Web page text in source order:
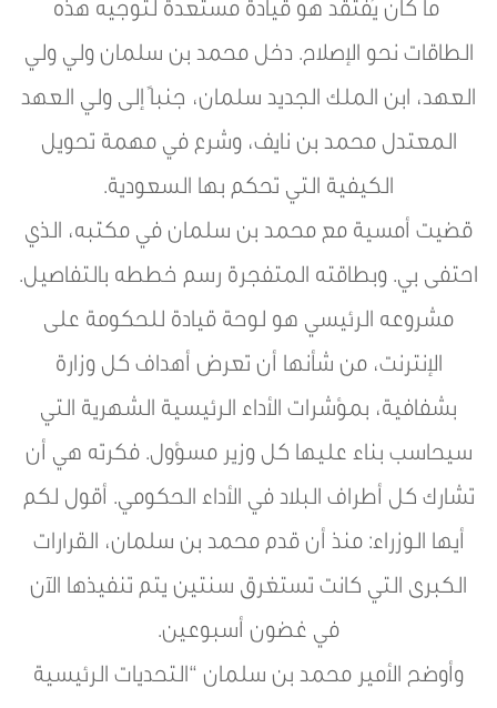
ما كان يُفتقد هو قيادة مستعدة لتوجيه هذه
الطاقات نحو الإصلاح. دخل محمد بن سلمان ولي ولي
العهد، ابن الملك الجديد سلمان، جنباً إلى ولي العهد
المعتدل محمد بن نايف، وشرع في مهمة تحويل
الكيفية التي تحكم بها السعودية.
قضيت أمسية مع محمد بن سلمان في مكتبه، الذي
احتفى بي. وبطاقته المتفجرة رسم خططه بالتفاصيل.
مشروعه الرئيسي هو لوحة قيادة للحكومة على
الإنترنت، من شأنها أن تعرض أهداف كل وزارة
بشفافية، بمؤشرات الأداء الرئيسية الشهرية التي
سيحاسب بناء عليها كل وزير مسؤول. فكرته هي أن
تشارك كل أطراف البلاد في الأداء الحكومي. أقول لكم
أيها الوزراء: منذ أن قدم محمد بن سلمان، القرارات
الكبرى التي كانت تستغرق سنتين يتم تنفيذها الآن
في غضون أسبوعين.
وأوضح الأمير محمد بن سلمان “التحديات الرئيسية